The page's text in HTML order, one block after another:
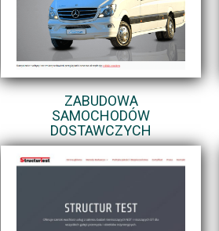
ZABUDOWA
SAMOCHODÓW
DOSTAWCZYCH